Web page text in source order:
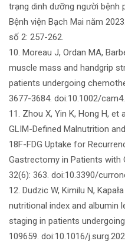
trạng dinh dưỡng người bệnh
Bệnh viện Bạch Mai năm
số 2: 257-262.
10. Moreau J, Ordan MA,
muscle mass and handgrip
patients undergoing
3677-3684. doi:10.1002/
11. Zhou X, Yin K, Hong H,
GLIM-Defined Malnutrition
18F-FDG Uptake for
Gastrectomy in Patients with
32(6): 363. doi:10.3390/
12. Dudzic W, Kimilu N,
nutritional index and albumin
staging in patients
109659. doi:10.1016/